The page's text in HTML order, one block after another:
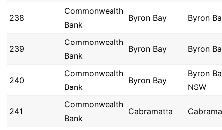
238
Commonwealth
Bank
Byron Bay Byron
239
Commonwealth
Bank
Byron Bay Byron
240
Commonwealth
Bank
Byron Bay
Byron
NSW
241
Commonwealth
Bank
Cabramatta